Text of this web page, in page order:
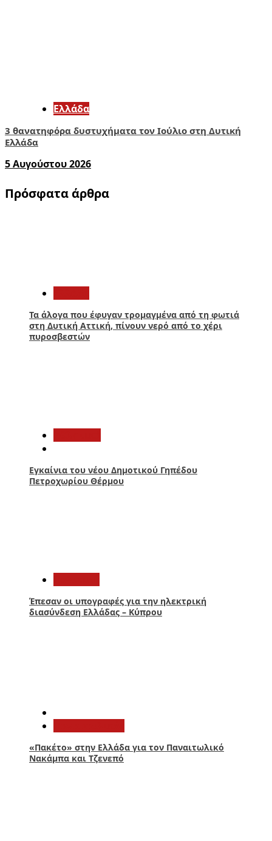
Ελλάδα
3 θανατηφόρα δυστυχήματα τον Ιούλιο στη Δυτική
Ελλάδα
5 Αυγούστου 2026
Πρόσφατα άρθρα
Τα άλογα που έφυγαν τρομαγμένα από τη φωτιά
στη Δυτική Αττική, πίνουν νερό από το χέρι
πυροσβεστών
Εγκαίνια του νέου Δημοτικού Γηπέδου
Πετροχωρίου Θέρμου
Έπεσαν οι υπογραφές για την ηλεκτρική
διασύνδεση Ελλάδας – Κύπρου
«Πακέτο» στην Ελλάδα για τον Παναιτωλικό
Νακάμπα και Τζενεπό